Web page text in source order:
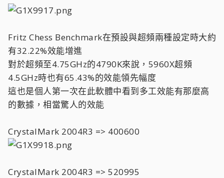
Fritz Chess Benchmark在預設與超頻兩種設定時大約
有32.22%效能增進
對於超頻至4.75GHz的4790K來說，5960X超頻
4.5GHz時也有65.43%的效能領先幅度
這也是個人第一次在此軟體中看到多工效能有那麼高
的數據，相當驚人的效能
CrystalMark 2004R3 => 400600
CrystalMark 2004R3 => 520995